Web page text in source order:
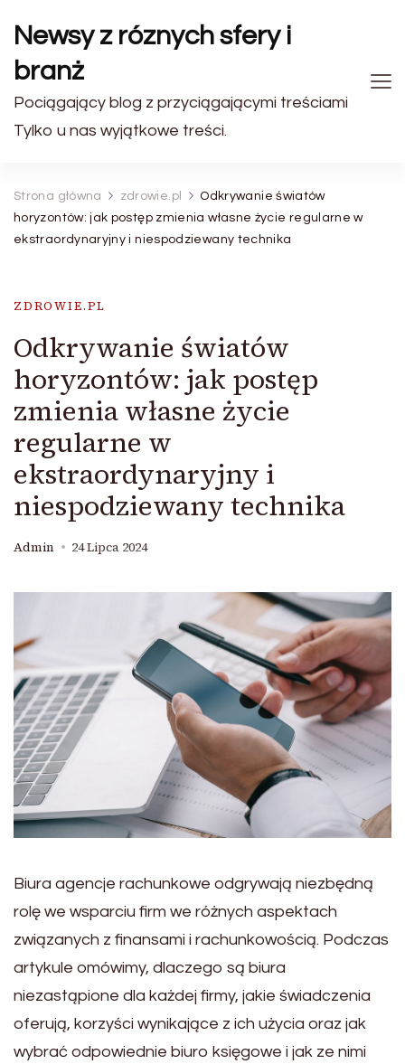
Newsy z róznych sfery i
branż
Pociągający blog z przyciągającymi treściami
Tylko u nas wyjątkowe treści.
Strona główna zdrowie.pl
Odkrywanie światów
horyzontów: jak postęp zmienia własne życie regularne w
ekstraordynaryjny i niespodziewany technika
ZDROWIE.PL
Odkrywanie światów
horyzontów: jak postęp
zmienia własne życie
regularne w
ekstraordynaryjny i
niespodziewany technika
Admin 24 Lipca 2024
Biura agencje rachunkowe odgrywają niezbędną
rolę we wsparciu firm we różnych aspektach
związanych z finansami i rachunkowością. Podczas
artykule omówimy, dlaczego są biura
niezastąpione dla każdej firmy, jakie świadczenia
oferują, korzyści wynikające z ich użycia oraz jak
wybrać odpowiednie biuro księgowe i jak ze nimi